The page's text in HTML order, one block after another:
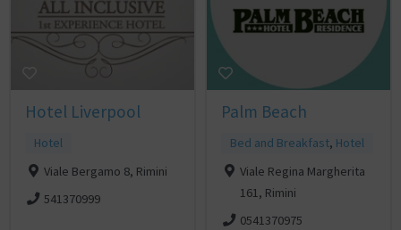
Hotel Liverpool
Hotel
Viale Bergamo 8, Rimini
541370999
Palm Beach
Bed and Breakfast, Hotel
Viale Regina Margherita
161, Rimini
0541370975